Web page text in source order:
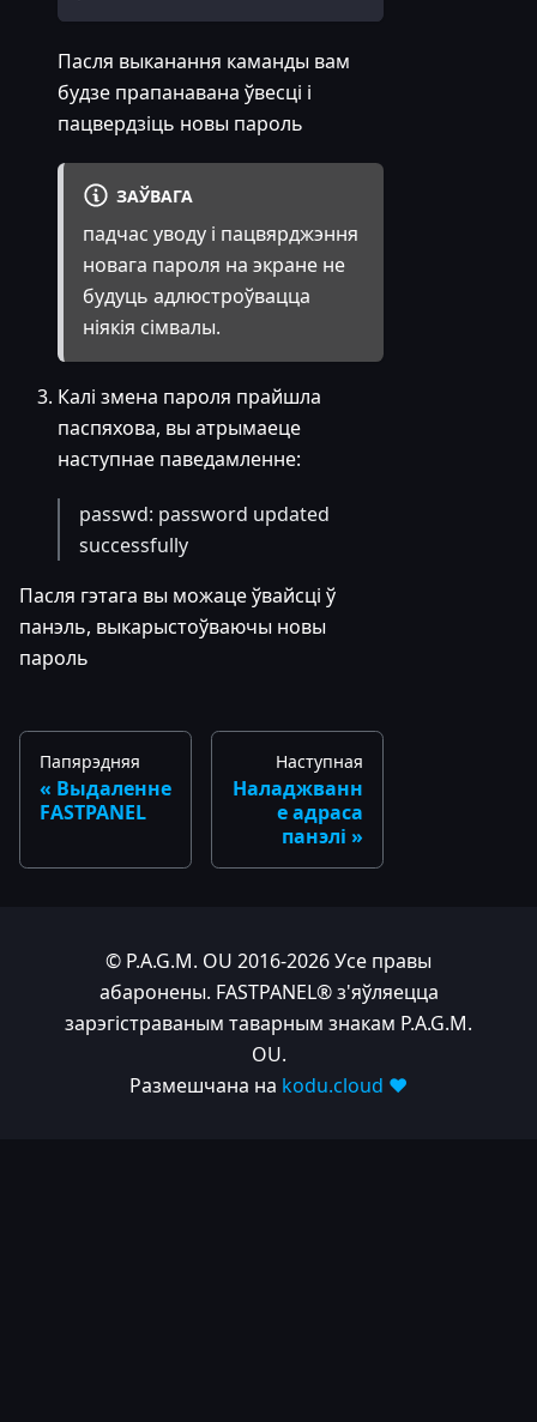
Пасля выканання каманды вам
будзе прапанавана ўвесці і
пацвердзіць новы пароль
ЗАЎВАГА
падчас уводу і пацвярджэння
новага пароля на экране не
будуць адлюстроўвацца
ніякія сімвалы.
Калі змена пароля прайшла
паспяхова, вы атрымаеце
наступнае паведамленне:
passwd: password updated
successfully
Пасля гэтага вы можаце ўвайсці ў
панэль, выкарыстоўваючы новы
пароль
Папярэдняя
Выдаленне
FASTPANEL
Наступная
Наладжванн
е адраса
панэлі
© P.A.G.M. OU 2016-2026 Усе правы
абаронены. FASTPANEL® з'яўляецца
зарэгістраваным таварным знакам P.A.G.M.
OU.
Размешчана на kodu.cloud ❤️